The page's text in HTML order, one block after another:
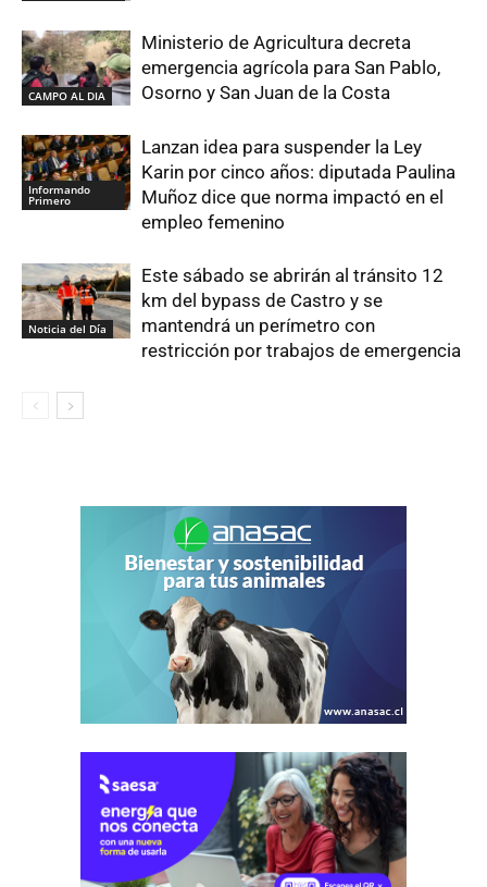
CAMPO AL DIA
Ministerio de Agricultura decreta
emergencia agrícola para San Pablo,
Osorno y San Juan de la Costa
Informando
Primero
Lanzan idea para suspender la Ley
Karin por cinco años: diputada Paulina
Muñoz dice que norma impactó en el
empleo femenino
Noticia del Día
Este sábado se abrirán al tránsito 12
km del bypass de Castro y se
mantendrá un perímetro con
restricción por trabajos de emergencia